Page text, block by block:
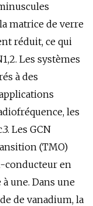
matrice de verre
réduit, ce qui
Les systèmes
à des
les
Les GCN
(TMO)
conducteur en
une. Dans une
de vanadium, la